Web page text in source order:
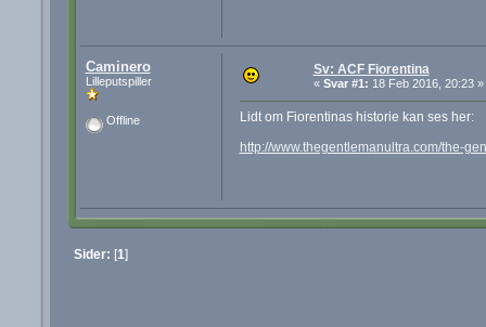
Caminero
Lilleputspiller
Offline
Sv: ACF Fiorentina
« Svar #1: 18 Feb 2016, 20:23 »
Lidt om Fiorentinas historie kan ses her:
http://www.thegentlemanultra.com/the-
Sider: [1]